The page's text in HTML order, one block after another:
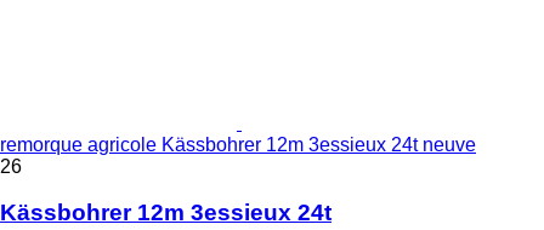
remorque agricole Kässbohrer 12m 3essieux 24t neuve
26
Kässbohrer 12m 3essieux 24t